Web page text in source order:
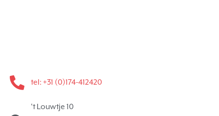
tel: +31 (0)174-412420
't Louwtje 10